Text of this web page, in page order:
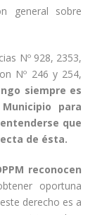
general sobre
Nº 928, 2353,
Nº 246 y 254,
siempre es
para
que
de ésta.
reconocen
oportuna
derecho es a